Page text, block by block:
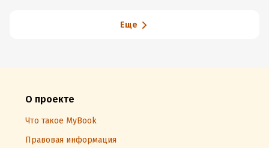
Еще
О проекте
Что такое MyBook
Правовая информация